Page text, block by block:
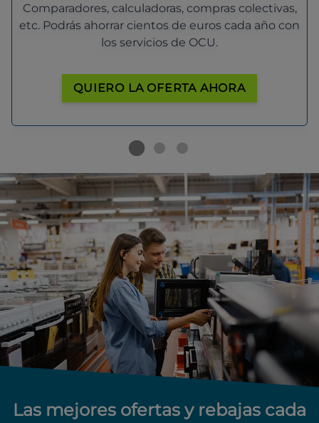
Comparadores, calculadoras, compras colectivas,
etc. Podrás ahorrar cientos de euros cada año con
los servicios de OCU.
QUIERO LA OFERTA AHORA
Las mejores ofertas y rebajas cada